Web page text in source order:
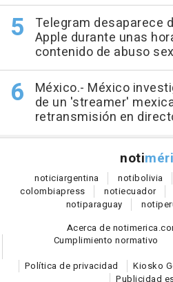
Telegram desaparece
Apple durante unas
contenido de abuso
México.- México
de un 'streamer'
retransmisión en
noti
noticiargentina notibolivia
colombiapress notiecuador
notiparaguay noti
Acerca de
Cumplimiento normativo
Política de privacidad
Kiosko
Publicidad